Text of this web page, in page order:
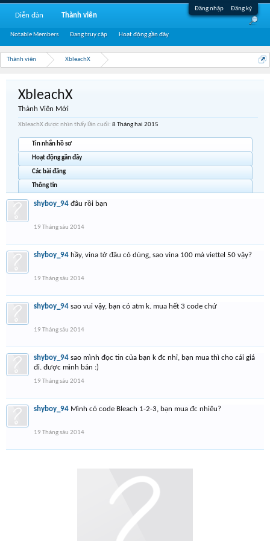
Đăng nhập Đăng ký
Thành viên XbleachX
XbleachX
Thành Viên Mới
XbleachX được nhìn thấy lần cuối: 8 Tháng hai 2015
Tin nhắn hồ sơ
Hoạt động gần đây
Các bài đăng
Thông tin
shyboy_94 đâu rồi bạn
19 Tháng sáu 2014
shyboy_94 hầy, vina tớ đâu có dùng, sao vina 100 mà viettel 50 vậy?
19 Tháng sáu 2014
shyboy_94 sao vui vậy, bạn có atm k. mua hết 3 code chứ
19 Tháng sáu 2014
shyboy_94 sao mình đọc tin của bạn k đc nhỉ, bạn mua thì cho cái giá
đi. được mình bán :)
19 Tháng sáu 2014
shyboy_94 Mình có code Bleach 1-2-3, bạn mua đc nhiêu?
19 Tháng sáu 2014
Diễn đàn Thành viên
Notable Members Đang truy cập Hoạt động gần đây